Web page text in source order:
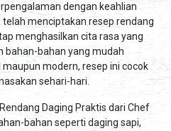
dengan keahlian
menciptakan resep rendang
menghasilkan cita rasa yang
bahan-bahan yang mudah
modern, resep ini cocok
sehari-hari.
Daging Praktis dari Chef
bahan seperti daging sapi,